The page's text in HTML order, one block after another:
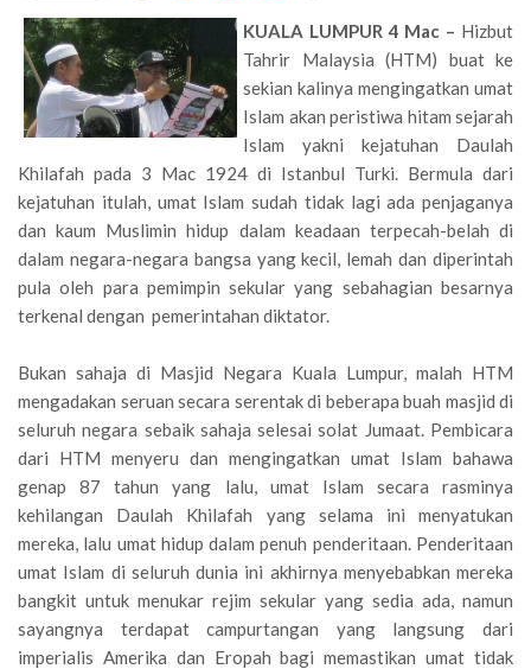
KUALA LUMPUR 4 Mac – Hizbut
Tahrir Malaysia (HTM) buat ke
sekian kalinya mengingatkan umat
Islam akan peristiwa hitam sejarah
Islam yakni kejatuhan Daulah
Khilafah pada 3 Mac 1924 di Istanbul Turki. Bermula dari
kejatuhan itulah, umat Islam sudah tidak lagi ada penjaganya
dan kaum Muslimin hidup dalam keadaan terpecah-belah di
dalam negara-negara bangsa yang kecil, lemah dan diperintah
pula oleh para pemimpin sekular yang sebahagian besarnya
terkenal dengan pemerintahan diktator.
Bukan sahaja di Masjid Negara Kuala Lumpur, malah HTM
mengadakan seruan secara serentak di beberapa buah masjid di
seluruh negara sebaik sahaja selesai solat Jumaat. Pembicara
dari HTM menyeru dan mengingatkan umat Islam bahawa
genap 87 tahun yang lalu, umat Islam secara rasminya
kehilangan Daulah Khilafah yang selama ini menyatukan
mereka, lalu umat hidup dalam penuh penderitaan. Penderitaan
umat Islam di seluruh dunia ini akhirnya menyebabkan mereka
bangkit untuk menukar rejim sekular yang sedia ada, namun
sayangnya terdapat campurtangan yang langsung dari
imperialis Amerika dan Eropah bagi memastikan umat tidak